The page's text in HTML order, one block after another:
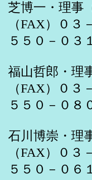
芝博一・理事
（FAX）０
５５０－０３
福山哲郎・理
（FAX）０
５５０－０８
石川博崇・理
（FAX）０
５５０－０６